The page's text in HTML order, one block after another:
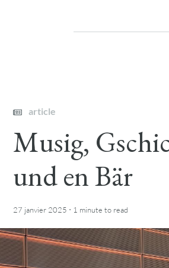
article
Musig,
und en Bär
27 janvier 2025 · 1 minute to read